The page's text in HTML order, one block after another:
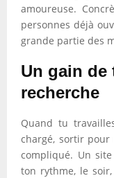
amoureuse.
personnes déjà
grande partie des
Un gain de
recherche
Quand tu
chargé, sortir
compliqué. Un
ton rythme, le